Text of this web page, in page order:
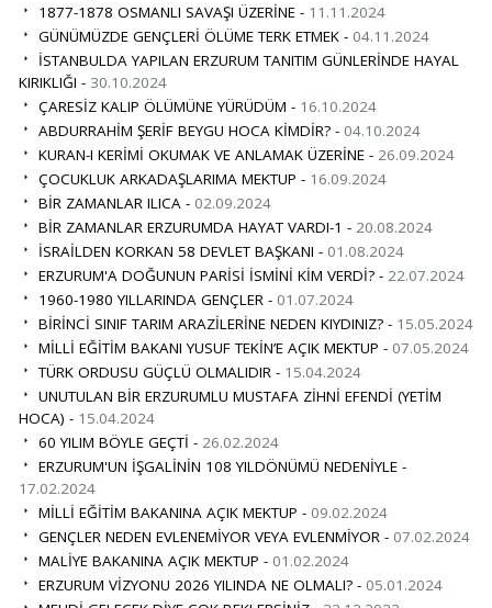
1877-1878 OSMANLI SAVAŞI ÜZERİNE - 11.11.2024
GÜNÜMÜZDE GENÇLERİ ÖLÜME TERK ETMEK - 04.11.2024
İSTANBULDA YAPILAN ERZURUM TANITIM GÜNLERİNDE HAYAL
KIRIKLIĞI - 30.10.2024
ÇARESİZ KALIP ÖLÜMÜNE YÜRÜDÜM - 16.10.2024
ABDURRAHİM ŞERİF BEYGU HOCA KİMDİR? - 04.10.2024
KURAN-I KERİMİ OKUMAK VE ANLAMAK ÜZERİNE - 26.09.2024
ÇOCUKLUK ARKADAŞLARIMA MEKTUP - 16.09.2024
BİR ZAMANLAR ILICA - 02.09.2024
BİR ZAMANLAR ERZURUMDA HAYAT VARDI-1 - 20.08.2024
İSRAİLDEN KORKAN 58 DEVLET BAŞKANI - 01.08.2024
ERZURUM'A DOĞUNUN PARİSİ İSMİNİ KİM VERDİ? - 22.07.2024
1960-1980 YILLARINDA GENÇLER - 01.07.2024
BİRİNCİ SINIF TARIM ARAZİLERİNE NEDEN KIYDINIZ? - 15.05.2024
MİLLİ EĞİTİM BAKANI YUSUF TEKİN’E AÇIK MEKTUP - 07.05.2024
TÜRK ORDUSU GÜÇLÜ OLMALIDIR - 15.04.2024
UNUTULAN BİR ERZURUMLU MUSTAFA ZİHNİ EFENDİ (YETİM
HOCA) - 15.04.2024
60 YILIM BÖYLE GEÇTİ - 26.02.2024
ERZURUM'UN İŞGALİNİN 108 YILDÖNÜMÜ NEDENİYLE -
17.02.2024
MİLLİ EĞİTİM BAKANINA AÇIK MEKTUP - 09.02.2024
GENÇLER NEDEN EVLENEMİYOR VEYA EVLENMİYOR - 07.02.2024
MALİYE BAKANINA AÇIK MEKTUP - 01.02.2024
ERZURUM VİZYONU 2026 YILINDA NE OLMALI? - 05.01.2024